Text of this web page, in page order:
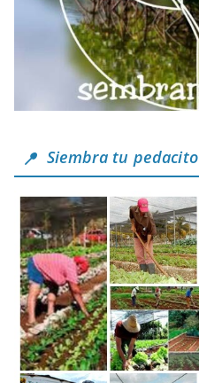
Siembra tu pedacito